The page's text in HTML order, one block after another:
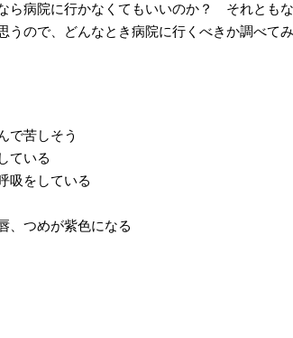
ら病院に行かなくてもいいのか？ それともな
ので、どんなとき病院に行くべきか調べてみ
で苦しそう
ている
吸をしている
、つめが紫色になる